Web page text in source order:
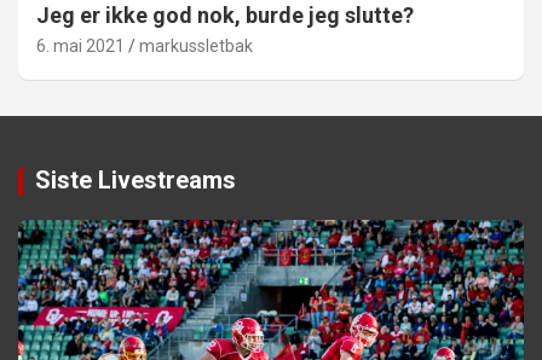
Jeg er ikke god nok, burde jeg slutte?
6. mai 2021 markussletbak
Siste Livestreams